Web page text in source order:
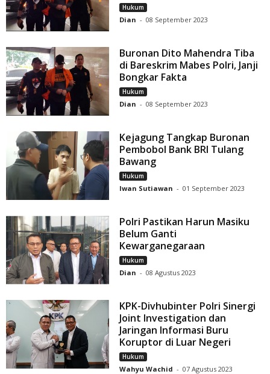
Hukum
Dian - 08 September 2023
Buronan Dito Mahendra Tiba
di Bareskrim Mabes Polri, Janji
Bongkar Fakta
Hukum
Dian - 08 September 2023
Kejagung Tangkap Buronan
Pembobol Bank BRI Tulang
Bawang
Hukum
Iwan Sutiawan - 01 September 2023
Polri Pastikan Harun Masiku
Belum Ganti
Kewarganegaraan
Hukum
Dian - 08 Agustus 2023
KPK-Divhubinter Polri Sinergi
Joint Investigation dan
Jaringan Informasi Buru
Koruptor di Luar Negeri
Hukum
Wahyu Wachid - 07 Agustus 2023